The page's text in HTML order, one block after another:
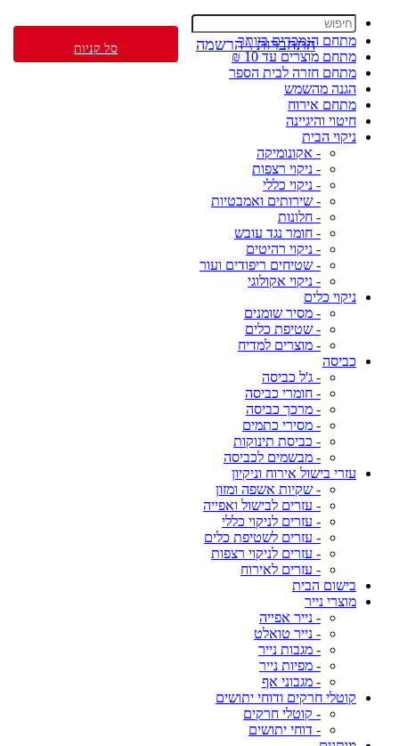
מתחם הנמכרים ביותר
מתחם מוצרים עד 10 ₪
מתחם חזרה לבית הספר
הגנה מהשמש
מתחם אירוח
חיטוי והיגיינה
ניקוי הבית
- אקונומיקה
- ניקוי רצפות
- ניקוי כללי
- שירותים ואמבטיות
- חלונות
- חומר נגד עובש
- ניקוי רהיטים
- שטיחים ריפודים ועור
- ניקוי אקולוגי
ניקוי כלים
- מסיר שומנים
- שטיפת כלים
- מוצרים למדיח
כביסה
- ג'ל כביסה
- חומרי כביסה
- מרכך כביסה
- מסירי כתמים
- כביסת תינוקות
- מבשמים לכביסה
עזרי בישול אירוח וניקיון
- שקיות אשפה ומזון
- עזרים לבישול ואפייה
- עזרים לניקוי כללי
- עזרים לשטיפת כלים
- עזרים לניקוי רצפות
- עזרים לאירוח
בישום הבית
מוצרי נייר
- נייר אפייה
- נייר טואלט
- מגבות נייר
- מפיות נייר
- מגבוני אף
קוטלי חרקים ודוחי יתושים
- קוטלי חרקים
- דוחי יתושים
התחברות \ הרשמה סל קניות